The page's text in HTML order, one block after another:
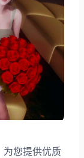
您提供优质